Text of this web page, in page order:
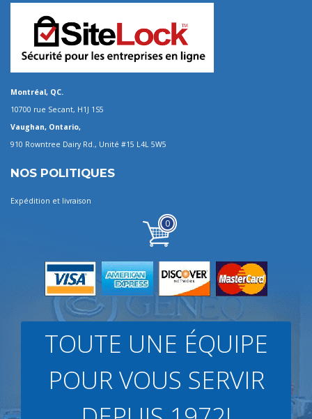
Montréal, QC.
10700 rue Secant, H1J 1S5
Vaughan, Ontario,
910 Rowntree Dairy Rd., Unité #15 L4L 5W5
NOS POLITIQUES
Expédition et livraison
0
TOUTE UNE ÉQUIPE
POUR VOUS SERVIR